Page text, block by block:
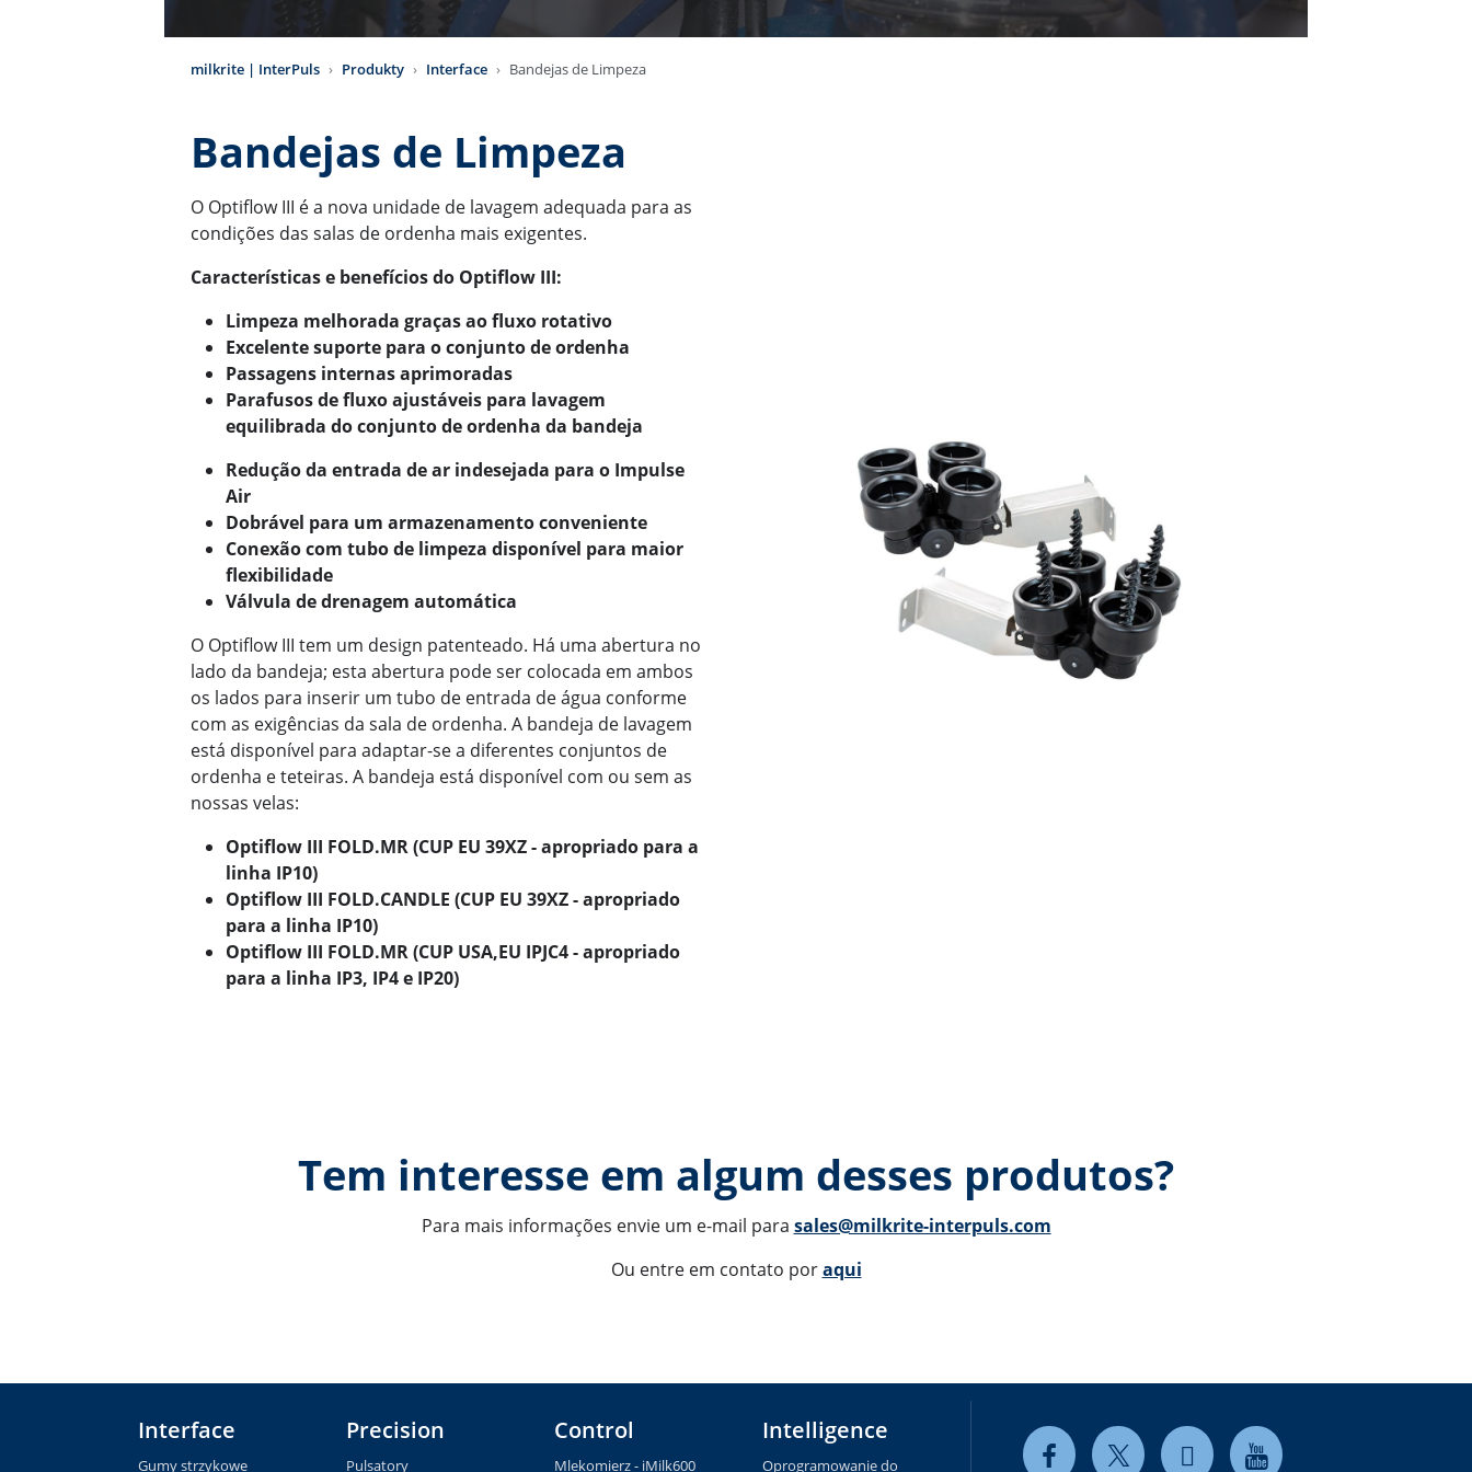
milkrite | InterPuls Produkty Interface Bandejas de Limpeza
Bandejas de Limpeza
O Optiflow III é a nova unidade de lavagem adequada para as
condições das salas de ordenha mais exigentes.
Características e benefícios do Optiflow III:
Limpeza melhorada graças ao fluxo rotativo
Excelente suporte para o conjunto de ordenha
Passagens internas aprimoradas
Parafusos de fluxo ajustáveis para lavagem
equilibrada do conjunto de ordenha da bandeja
Redução da entrada de ar indesejada para o Impulse
Air
Dobrável para um armazenamento conveniente
Conexão com tubo de limpeza disponível para maior
flexibilidade
Válvula de drenagem automática
O Optiflow III tem um design patenteado. Há uma abertura no
lado da bandeja; esta abertura pode ser colocada em ambos
os lados para inserir um tubo de entrada de água conforme
com as exigências da sala de ordenha. A bandeja de lavagem
está disponível para adaptar-se a diferentes conjuntos de
ordenha e teteiras. A bandeja está disponível com ou sem as
nossas velas:
Optiflow III FOLD.MR (CUP EU 39XZ - apropriado para a
linha IP10)
Optiflow III FOLD.CANDLE (CUP EU 39XZ - apropriado
para a linha IP10)
Optiflow III FOLD.MR (CUP USA,EU IPJC4 - apropriado
para a linha IP3, IP4 e IP20)
Tem interesse em algum desses produtos?
Para mais informações envie um e-mail para sales@milkrite-interpuls.com
Ou entre em contato por aqui
Interface
Gumy strzykowe
Precision
Pulsatory
Control
Mlekomierz - iMilk600
Intelligence
Oprogramowanie do